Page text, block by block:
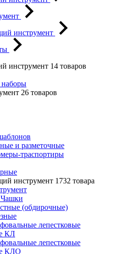
инструмент
инструмент 14 товаров
наборы
26 товаров
и разметочные
траспортиры
инструмент 1732 товара
(обдирочные)
лепестковые
КЛ
лепестковые
КЛО